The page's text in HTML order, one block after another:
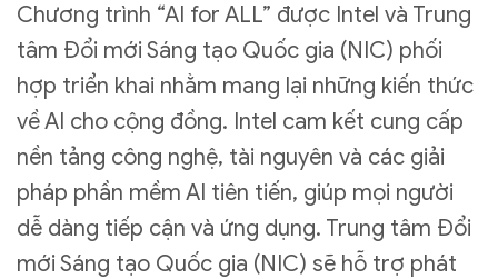
Chương trình “AI for ALL” được Intel và Trung
tâm Đổi mới Sáng tạo Quốc gia (NIC) phối
hợp triển khai nhằm mang lại những kiến thức
về AI cho cộng đồng. Intel cam kết cung cấp
nền tảng công nghệ, tài nguyên và các giải
pháp phần mềm AI tiên tiến, giúp mọi người
dễ dàng tiếp cận và ứng dụng. Trung tâm Đổi
mới Sáng tạo Quốc gia (NIC) sẽ hỗ trợ phát